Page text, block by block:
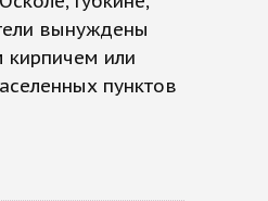
вынуждены
кирпичем или
пунктов